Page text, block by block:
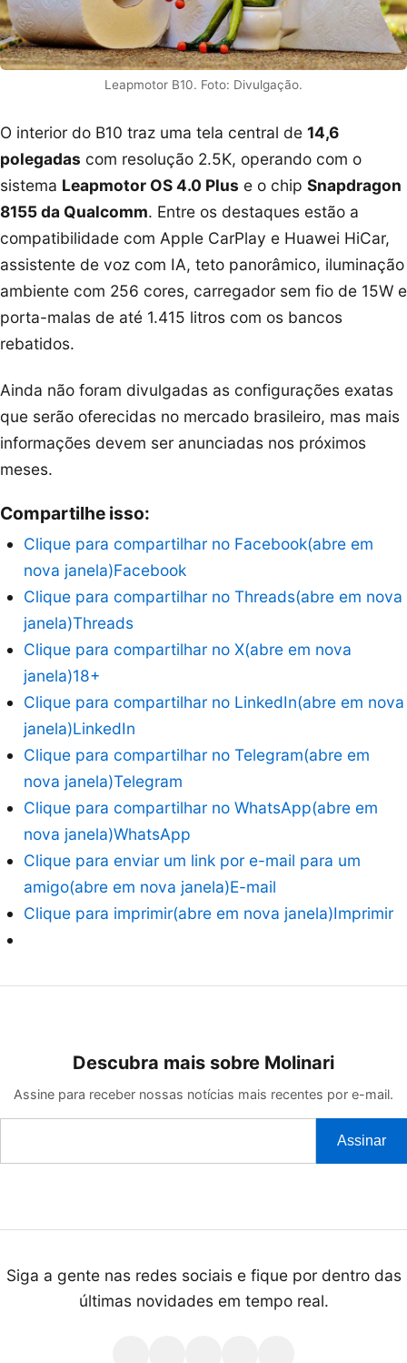
Leapmotor B10. Foto: Divulgação.
O interior do B10 traz uma tela central de 14,6
polegadas com resolução 2.5K, operando com o
sistema Leapmotor OS 4.0 Plus e o chip Snapdragon
8155 da Qualcomm. Entre os destaques estão a
compatibilidade com Apple CarPlay e Huawei HiCar,
assistente de voz com IA, teto panorâmico, iluminação
ambiente com 256 cores, carregador sem fio de 15W e
porta-malas de até 1.415 litros com os bancos
rebatidos.
Ainda não foram divulgadas as configurações exatas
que serão oferecidas no mercado brasileiro, mas mais
informações devem ser anunciadas nos próximos
meses.
Compartilhe isso:
Clique para compartilhar no Facebook(abre em
nova janela)Facebook
Clique para compartilhar no Threads(abre em nova
janela)Threads
Clique para compartilhar no X(abre em nova
janela)18+
Clique para compartilhar no LinkedIn(abre em nova
janela)LinkedIn
Clique para compartilhar no Telegram(abre em
nova janela)Telegram
Clique para compartilhar no WhatsApp(abre em
nova janela)WhatsApp
Clique para enviar um link por e-mail para um
amigo(abre em nova janela)E-mail
Clique para imprimir(abre em nova janela)Imprimir
Descubra mais sobre Molinari
Assine para receber nossas notícias mais recentes por e-mail.
Assinar
Siga a gente nas redes sociais e fique por dentro das
últimas novidades em tempo real.